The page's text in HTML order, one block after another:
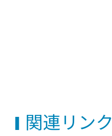
関連リンク